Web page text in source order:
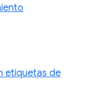
etiquetas de